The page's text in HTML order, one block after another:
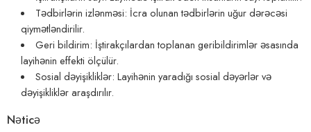
Tədbirlərin izlənməsi: İcra olunan tədbirlərin uğur dərəcəsi
qiymətləndirilir.
Geri bildirim: İştirakçılardan toplanan geribildirimlər əsasında
layihənin effekti ölçülür.
Sosial dəyişikliklər: Layihənin yaradığı sosial dəyərlər və
dəyişikliklər araşdırılır.
Nəticə